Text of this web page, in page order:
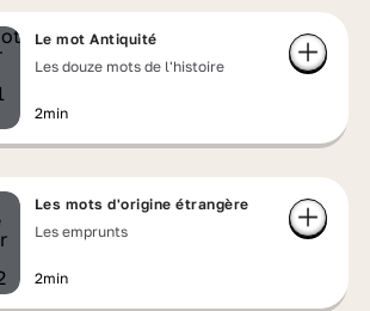
Le mot Antiquité
Les douze mots de l'histoire
2min
Les mots d'origine étrangère
Les emprunts
2min